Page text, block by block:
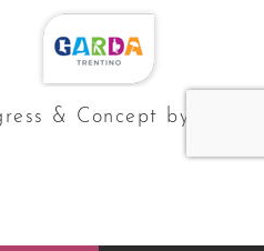
& Concept by